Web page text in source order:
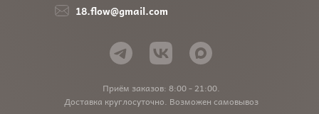
Приём заказов: 8:00 - 21:00.
Доставка круглосуточно. Возможен самовывоз
18.flow@gmail.com